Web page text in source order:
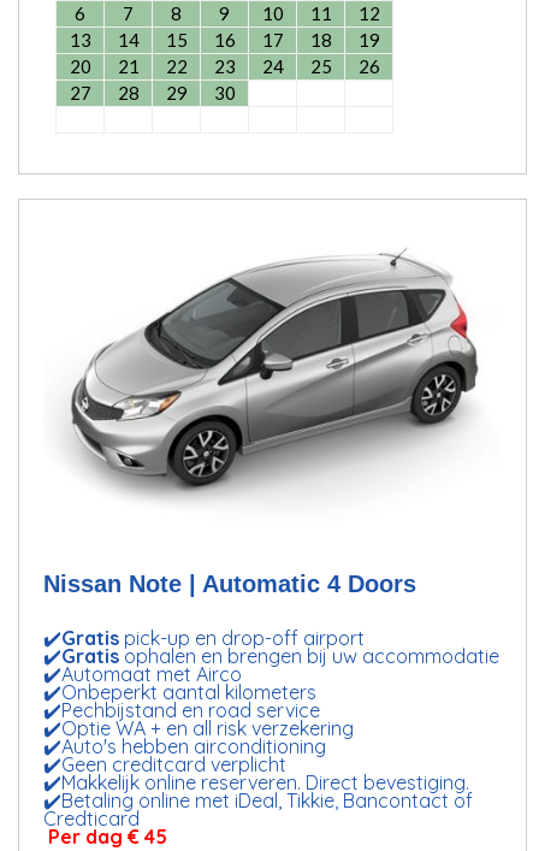
6
7 8 9 10 11
12
13
14 15 16 17 18
19
20
21 22 23 24 25
26
27
28 29 30
Nissan Note | Automatic 4 Doors
✔️Gratis pick-up en drop-off airport
✔️Gratis ophalen en brengen bij uw accommodatie
✔️Automaat met Airco
✔️Onbeperkt aantal kilometers
✔️Pechbijstand en road service
✔️Optie WA + en all risk verzekering
✔️Auto's hebben airconditioning
✔️Geen creditcard verplicht
✔️Makkelijk online reserveren. Direct bevestiging.
✔️Betaling online met iDeal, Tikkie, Bancontact of
Credticard
Per dag € 45